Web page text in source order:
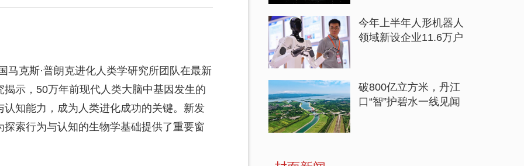
马克斯·普朗克进化人类学研究所团队在最新
示，50万年前现代人类大脑中基因发生的
知能力，成为人类进化成功的关键。新发
索行为与认知的生物学基础提供了重要窗
今年上半年人形机器人
领域新设企业11.6万户
破800亿立方米，丹江
口“智”护碧水一线见闻